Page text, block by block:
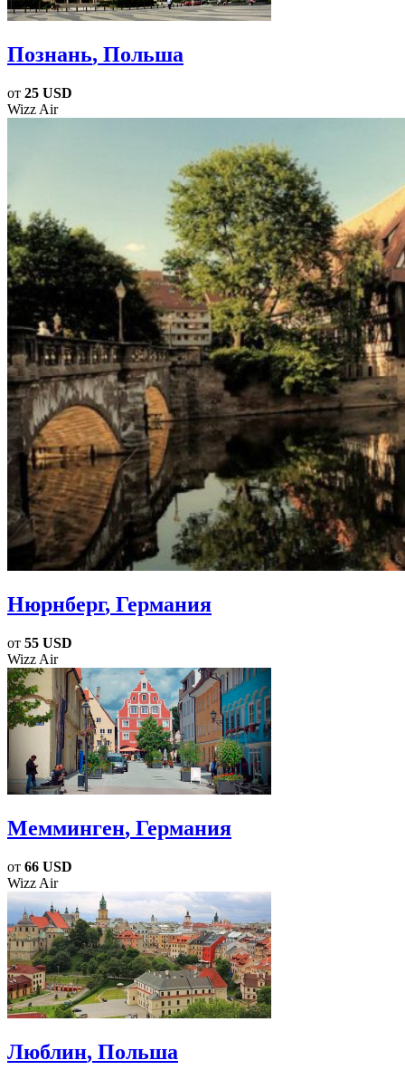
Познань, Польша
от 25 USD
Wizz Air
Нюрнберг, Германия
от 55 USD
Wizz Air
Мемминген, Германия
от 66 USD
Wizz Air
Люблин, Польша